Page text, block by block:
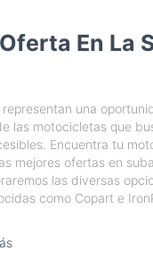
En La
representan una
las motocicletas que
Encuentra tu
mejores ofertas en
las diversas
como Copart e